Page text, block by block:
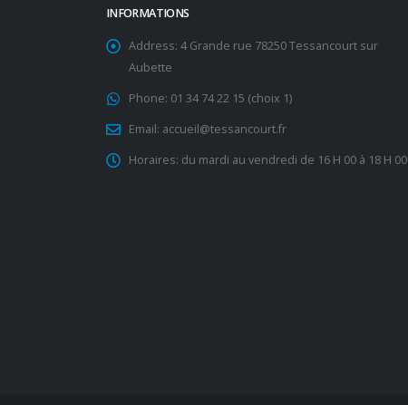
INFORMATIONS
Address: 4 Grande rue 78250 Tessancourt sur
Aubette
Phone: 01 34 74 22 15 (choix 1)
Email: accueil@tessancourt.fr
Horaires: du mardi au vendredi de 16 H 00 à 18 H 00